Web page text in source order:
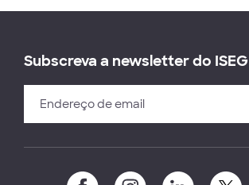
Subscreva a newsletter do ISEG